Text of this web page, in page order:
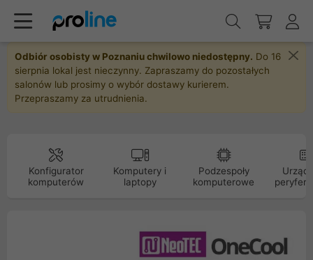
Odbiór osobisty w Poznaniu chwilowo niedostępny. Do 16
sierpnia lokal jest nieczynny. Zapraszamy do pozostałych
salonów lub prosimy o wybór dostawy kurierem.
Przepraszamy za utrudnienia.
Konfigurator
komputerów
Komputery i
laptopy
Podzespoły
komputerowe